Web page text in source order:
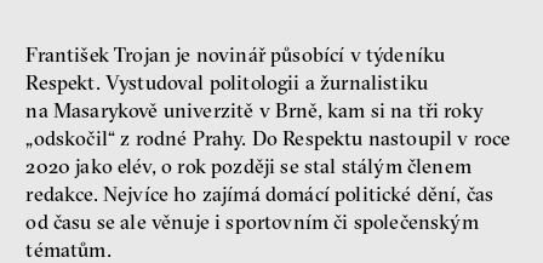
peníze
Nová pravidla
Jakub Rákosník
František Trojan je novinář působící v týdeníku
Respekt. Vystudoval politologii a žurnalistiku
na Masarykově univerzitě v Brně, kam si na tři roky
„odskočil“ z rodné Prahy. Do Respektu nastoupil v roce
2020 jako elév, o rok později se stal stálým členem
redakce. Nejvíce ho zajímá domácí politické dění, čas
od času se ale věnuje i sportovním či společenským
tématům.